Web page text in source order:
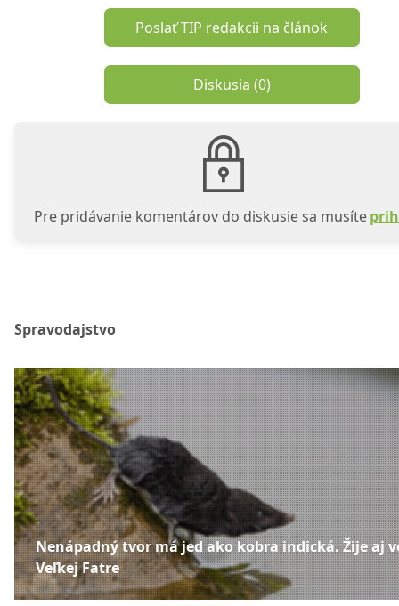
Poslať TIP redakcii na článok
Diskusia (0)
Pre pridávanie komentárov do diskusie sa musíte
Spravodajstvo
Nenápadný tvor má jed ako kobra indická. Žije aj
Veľkej Fatre